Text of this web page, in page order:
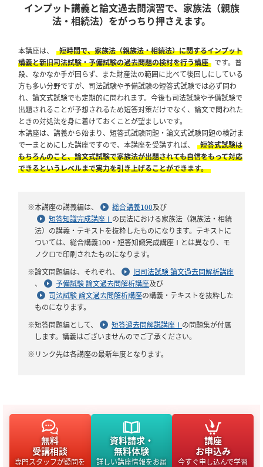
インプット講義と論文過去問演習で、家族法（親族
法・相続法）をがっちり押さえます。
本講座は、
短時間で、家族法（親族法・相続法）に関するインプット
講義と新旧司法試験・予備試験の過去問題の検討を行う講座
です。普
段、なかなか手が回らず、また財産法の範囲に比べて後回しにしている
方も多い分野ですが、司法試験や予備試験の短答式試験では必ず問わ
れ、論文式試験でも定期的に問われます。今後も司法試験や予備試験で
出題されることが予想されるため短答対策だけでなく、論文で問われた
ときの対処法を身に着けておくことが望ましいです。
本講座は、講義から始まり、短答式試験問題・論文式試験問題の検討ま
で一まとめにした講座ですので、本講座を受講すれば、
短答式試験は
もちろんのこと、論文式試験で家族法が出題されても自信をもって対応
できるというレベルまで実力を引き上げることができます。
※本講座の講義編は、 総合講義100及び
短答知識完成講座Ⅰ の民法における家族法（親族法・相続
法）の講義・テキストを抜粋したものになります。テキストに
ついては、総合講義100・短答知識完成講座Ⅰとは異なり、モ
ノクロで印刷されたものになります。
※論文問題編は、それぞれ、
旧司法試験 論文過去問解析講座
、
予備試験 論文過去問解析講座及び
司法試験 論文過去問解析講座の講義・テキストを抜粋した
ものになります。
※短答問題編として、
短答過去問解説講座Ⅰ の問題集が付属
します。講義はございませんのでご了承ください。
※リンク先は各講座の最新年度となります。
無料
受講相談
専門スタッフが疑問を
資料請求・
無料体験
詳しい講座情報をお届
講座
お申込み
今すぐ申し込んで学習